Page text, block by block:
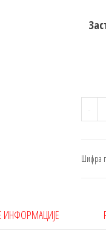
-
-
Шифра
ИНФОРМАЦИЈЕ